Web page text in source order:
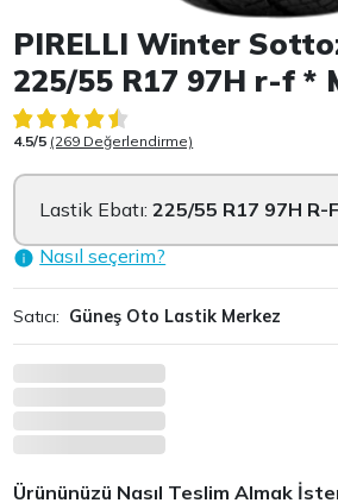
Item 1 of 1
PIRELLI Winter
225/55 R17 97H r-f *
4.5/5 (269 Değerlendirme)
Lastik Ebatı:225/55 R17 97H R-
Nasıl seçerim?
Satıcı: Güneş Oto Lastik Merkez
Ürününüzü Nasıl Teslim Almak